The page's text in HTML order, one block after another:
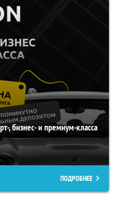
, бизнес- и премиум-класса
ПОДРОБНЕЕ